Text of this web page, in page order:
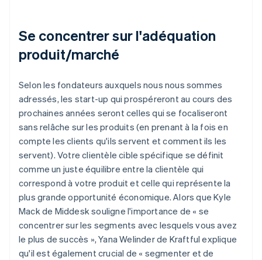
Se concentrer sur l'adéquation
produit/marché
Selon les fondateurs auxquels nous nous sommes
adressés, les start-up qui prospéreront au cours des
prochaines années seront celles qui se focaliseront
sans relâche sur les produits (en prenant à la fois en
compte les clients qu'ils servent et comment ils les
servent). Votre clientèle cible spécifique se définit
comme un juste équilibre entre la clientèle qui
correspond à votre produit et celle qui représente la
plus grande opportunité économique. Alors que Kyle
Mack de Middesk souligne l'importance de « se
concentrer sur les segments avec lesquels vous avez
le plus de succès », Yana Welinder de Kraftful explique
qu'il est également crucial de « segmenter et de